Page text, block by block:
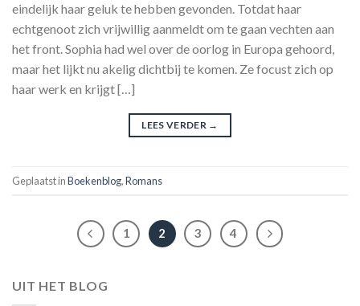
eindelijk haar geluk te hebben gevonden. Totdat haar
echtgenoot zich vrijwillig aanmeldt om te gaan vechten aan
het front. Sophia had wel over de oorlog in Europa gehoord,
maar het lijkt nu akelig dichtbij te komen. Ze focust zich op
haar werk en krijgt […]
LEES VERDER →
Geplaatst inBoekenblog,Romans
1 2 3 4
UIT HET BLOG